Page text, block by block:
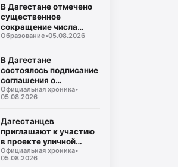
Премия-2026»
В Дагестане отмечено
существенное
сокращение числа
случаев некорректного
Образование•05.08.2026
В Дагестане
состоялось подписание
соглашения о
совместном контроле
за предстоящими
Официальная хроника•
05.08.2026
Дагестанцев
приглашают к участию
в проекте уличной
культуры и спорта
«КАРДО»
Официальная хроника•
05.08.2026